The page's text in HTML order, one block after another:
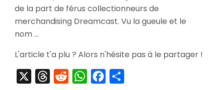
de la part de férus collectionneurs de
merchandising Dreamcast. Vu la gueule et le
nom …
L'article t'a plu ? Alors n'hésite pas à le partager !
ThreadsRedditWhatsAppFacebook